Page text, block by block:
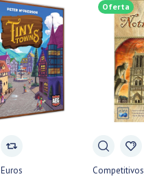
Euros
Oferta
Competitivos